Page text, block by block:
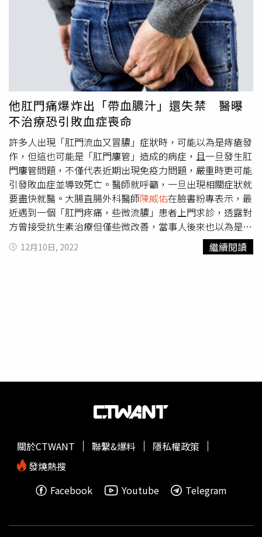
去廁所並在15鐘內排完便。若排便時間過長，會使糞便反蠕
動「縮回結腸」，使下次要排出的糞便更乾硬而不易解出，
成為導致痔瘡形成的因素。陳威佑醫師除呼籲不要坐馬桶太
久，造成更容易罹患痔瘡或讓症狀更嚴重外，也提醒有痔瘡
問題，就應趕緊找醫師治療。
他肛門痛爆炸出「帶血膿汁」還失禁 醫曝
不治療恐引敗血症喪命
許多人出現「肛門流血又冒膿」症狀時，可能以為是痔瘡發
作，但這也可能是「肛門廔管」造成的病症，且一旦發生肛
門廔管問題，不僅代表近期出現免疫力問題，嚴重時更可能
引發敗血症並導致死亡。醫師就呼籲，一旦出現相關症狀就
要盡快就醫。大腸直腸外科醫師陳威佑在臉書粉專表示，最
近遇到一個「肛門疼痛，些微流膿」患者上門求診，透露對
方曾接受抗生素治療但僅些微改善，當事人後來也以為是痔
瘡而不以為意，未料幾天後突然「大便失禁」、肛門痛爆，
還滲出聞到異味和帶血的膿汁。
醫師指出，大部分的
時還會引發敗血症死亡，而老人、糖尿病患者、代謝症候
意。如肛門出現紅、熱、腫、痛、肛門結節及膿性分泌等症
狀，就應盡快找專業醫師治療。
12月10日, 2022 繼續閱讀
關於CTWANT 聯繫&爆料
隱私權政策
發燒熱搜
Facebook
Youtube Telegram